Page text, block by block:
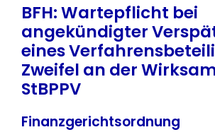
BFH: Wartepflicht bei
angekündigter
eines
Zweifel an der
StBPPV
Finanzgerichtsordnung